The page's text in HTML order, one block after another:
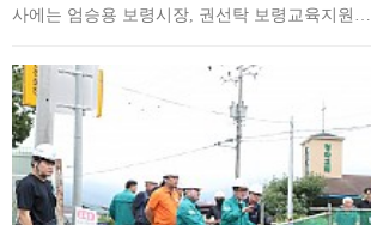
사에는 엄승용 보령시장, 권선탁 보령교육지원…